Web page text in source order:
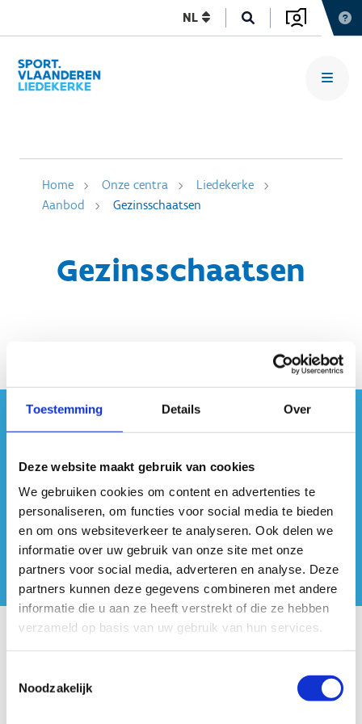
Toestemming Details Over
Deze website maakt gebruik van cookies
We gebruiken cookies om content en advertenties te
personaliseren, om functies voor social media te bieden
en om ons websiteverkeer te analyseren. Ook delen we
informatie over uw gebruik van onze site met onze
partners voor social media, adverteren en analyse. Deze
partners kunnen deze gegevens combineren met andere
informatie die u aan ze heeft verstrekt of die ze hebben
verzameld op basis van uw gebruik van hun services.
Noodzakelijk
NL
Home Onze centra
Liedekerke
Aanbod
Gezinsschaatsen
Gezinsschaatsen
#sportersbelevenmeer
ook op sociale media
Sport Vlaanderen Hoofdzetel